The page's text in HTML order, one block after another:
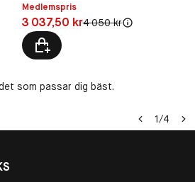
Medlemspris
Pris: 3 037,50 kr
3 037,50 krOriginal pris:
4 050 kr
som passar dig bäst.
1/4